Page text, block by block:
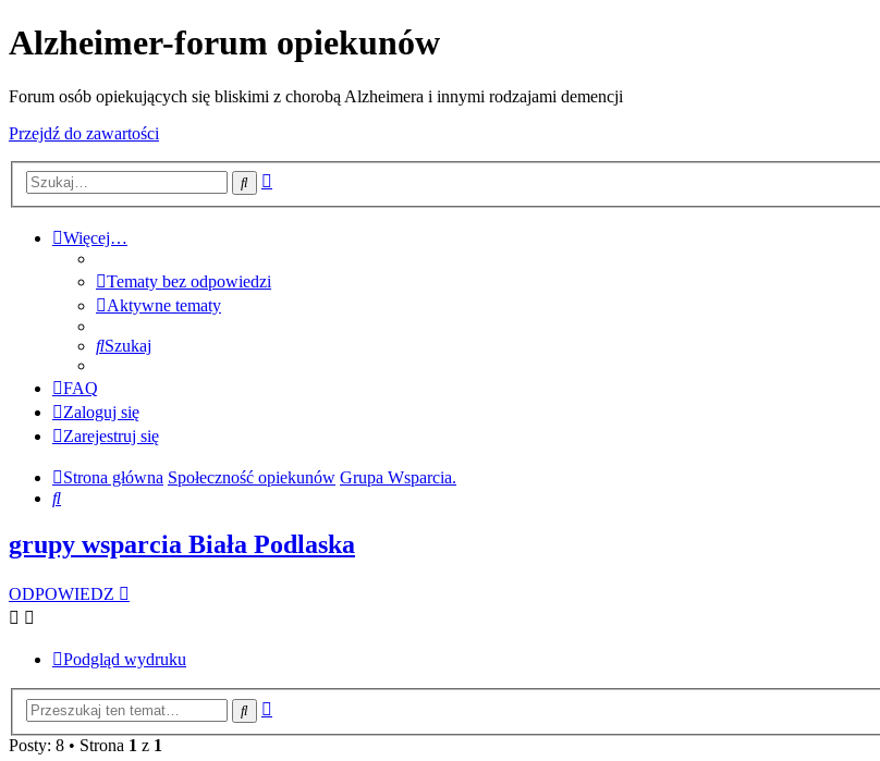
Alzheimer-forum opiekunów
Forum osób opiekujących się bliskimi z chorobą Alzheimera i innymi rodzajami demencji
Przejdź do zawartości
Szukaj
Więcej…
Tematy bez odpowiedzi
Aktywne tematy
Szukaj
FAQ
Zaloguj się
Zarejestruj się
Strona główna Społeczność opiekunów Grupa Wsparcia.
Szukaj
grupy wsparcia Biała Podlaska
ODPOWIEDZ
Podgląd wydruku
Szukaj
Posty: 8 • Strona 1 z 1